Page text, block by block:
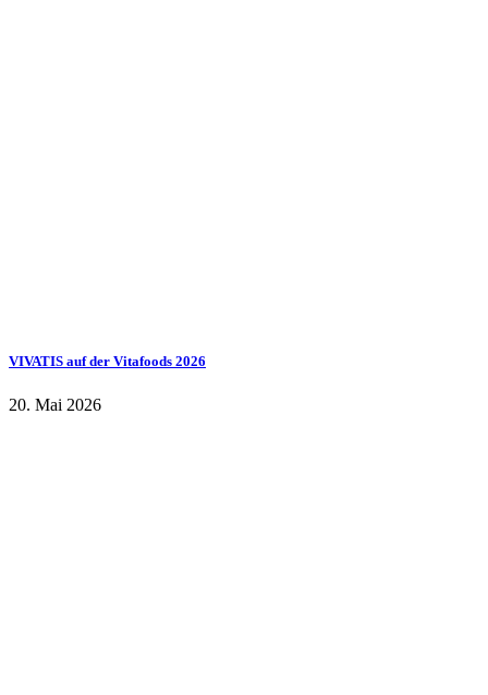
VIVATIS auf der Vitafoods 2026
20. Mai 2026